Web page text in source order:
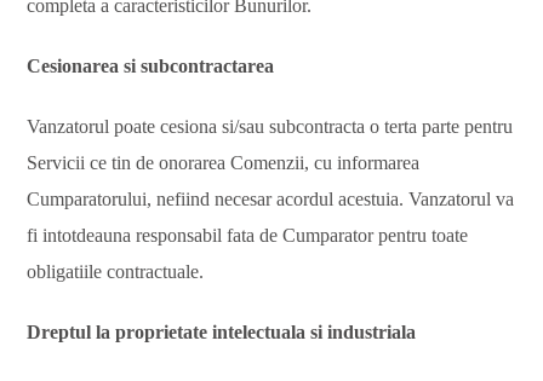
completa a caracteristicilor Bunurilor.
Cesionarea si subcontractarea
Vanzatorul poate cesiona si/sau subcontracta o terta parte pentru
Servicii ce tin de onorarea Comenzii, cu informarea
Cumparatorului, nefiind necesar acordul acestuia. Vanzatorul va
fi intotdeauna responsabil fata de Cumparator pentru toate
obligatiile contractuale.
Dreptul la proprietate intelectuala si industriala